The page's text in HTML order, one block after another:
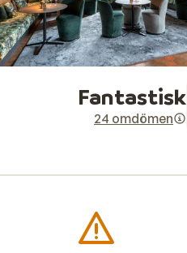
Fantastisk
24 omdömen